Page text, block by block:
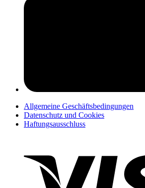
Allgemeine Geschäftsbedingungen
Datenschutz und Cookies
Haftungsausschluss